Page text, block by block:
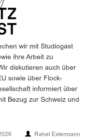
wir mit Studiogast
ihre Arbeit zu
diskutieren auch über
sowie über Flock-
informiert über
Bezug zur Schweiz und
Rahel Estermann